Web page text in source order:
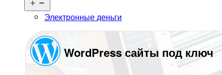
меню
Электронные деньги
WordPress сайты под ключ